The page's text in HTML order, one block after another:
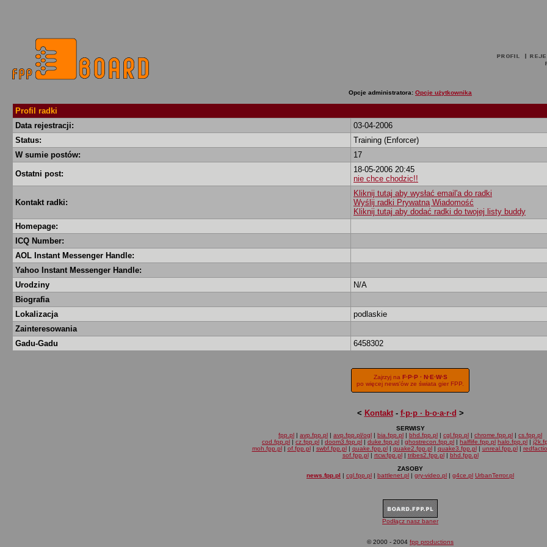
Opcje administratora: Opcje użytkownika
Profil radki
Data rejestracji:
03-04-2006
Status:
Training (Enforcer)
W sumie postów:
17
Ostatni post:
18-05-2006 20:45
nie chce chodzic!!
Kontakt radki:
Kliknij tutaj aby wysłać email'a do radki
Wyślij radki Prywatną Wiadomość
Kliknij tutaj aby dodać radki do twojej listy buddy
Homepage:
ICQ Number:
AOL Instant Messenger Handle:
Yahoo Instant Messenger Handle:
Urodziny
N/A
Biografia
Lokalizacja
podlaskie
Zainteresowania
Gadu-Gadu
6458302
Zajrzyj na F·P·P · N·E·W·S
po więcej news'ów ze świata gier FPP.
< Kontakt- f·p·p · b·o·a·r·d >
SERWISY
fpp.pl | avp.fpp.pl | avp.fpp.pl/ogl | bia.fpp.pl | bhd.fpp.pl | cgl.fpp.pl | chrome.fpp.pl | cs.fpp.pl
cod.fpp.pl | cz.fpp.pl | doom3.fpp.pl | duke.fpp.pl | ghostrecon.fpp.pl | halflife.fpp.pl halo.fpp.pl |
moh.fpp.pl| of.fpp.pl| swbf.fpp.pl| quake.fpp.pl| quake2.fpp.pl| quake3.fpp.pl| unreal.fpp.pl|
sof.fpp.pl| rtcw.fpp.pl| tribes2.fpp.pl| bhd.fpp.pl
ZASOBY
news.fpp.pl | cgl.fpp.pl | battlenet.pl | gry-video.pl | g4ce.pl UrbanTerror.pl
Podłącz nasz baner
© 2000 - 2004 fpp productions